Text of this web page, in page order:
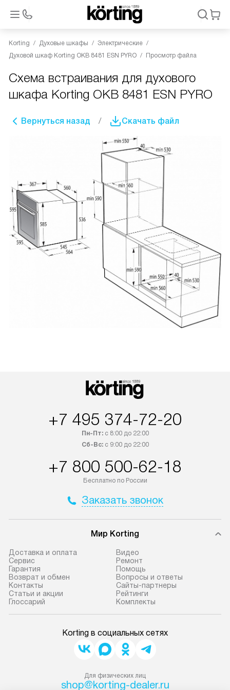
Korting Духовые шкафы
Электрические
Духовой шкаф Korting OKB 8481 ESN PYRO
Просмотр файла
Схема встраивания для духового
шкафа Korting OKB 8481 ESN PYRO
Вернуться назад Скачать файл
+7 495 374-72-20
Пн-Пт:с 8:00 до 22:00
Сб-Вс:с 9:00 до 22:00
+7 800 500-62-18
Бесплатно по России
Заказать звонок
Мир Korting
Доставка и оплата
Сервис
Гарантия
Возврат и обмен
Контакты
Статьи и акции
Глоссарий
Видео
Ремонт
Помощь
Вопросы и ответы
Сайты-партнеры
Рейтинги
Комплекты
Korting в социальных сетях
Для физических лиц
shop@korting-dealer.ru